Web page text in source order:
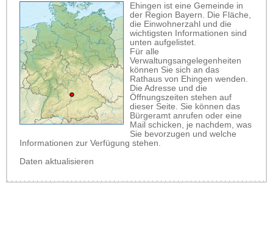
Ehingen ist eine Gemeinde in
der Region Bayern. Die Fläche,
die Einwohnerzahl und die
wichtigsten Informationen sind
unten aufgelistet.
Für alle
Verwaltungsangelegenheiten
können Sie sich an das
Rathaus von Ehingen wenden.
Die Adresse und die
Öffnungszeiten stehen auf
dieser Seite. Sie können das
Bürgeramt anrufen oder eine
Mail schicken, je nachdem, was
Sie bevorzugen und welche
Informationen zur Verfügung stehen.
Daten aktualisieren